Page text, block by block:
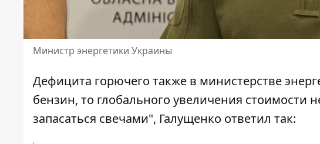
Министр энергетики Украины
Дефицита горючего также в министерстве
бензин, то глобального увеличения стоимости
запасаться свечами", Галущенко ответил так: